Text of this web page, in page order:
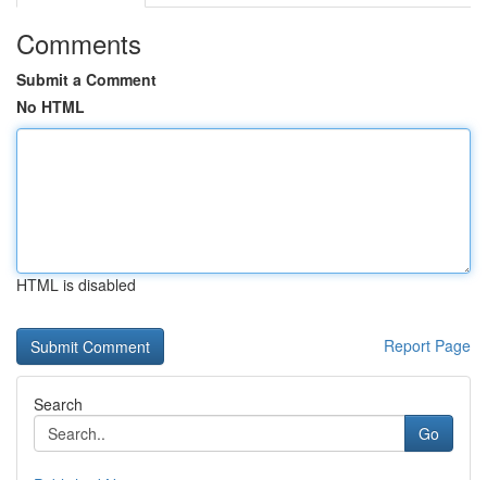
Comments
Submit a Comment
No HTML
HTML is disabled
Report Page
Search
Go